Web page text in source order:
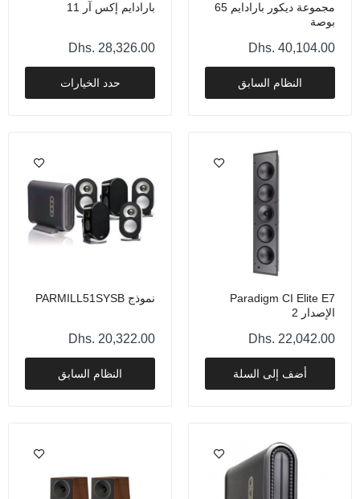
Dhs. 20,322.00
مضخم صوت Paradigm Millenia
مكبر صوت Paradigm Founder 40B ثنائي الاتجاه
يُثبت على حامل - لون الجوز
Dhs. 13,541.00
Paradigm CI Pro P5 V2
Paradigm CI Elite E3 V2
مجموعة ديكور بارادايم 65
بوصة
Dhs. 40,104.00
النظام السابق
بارادايم إكس آر 11
Dhs. 28,326.00
حدد الخيارات
Paradigm CI Elite E7
الإصدار 2
Dhs. 22,042.00
أضف إلى السلة
نموذج PARMILL51SYSB
Dhs. 20,322.00
النظام السابق